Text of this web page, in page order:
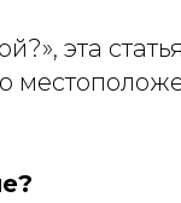
эта